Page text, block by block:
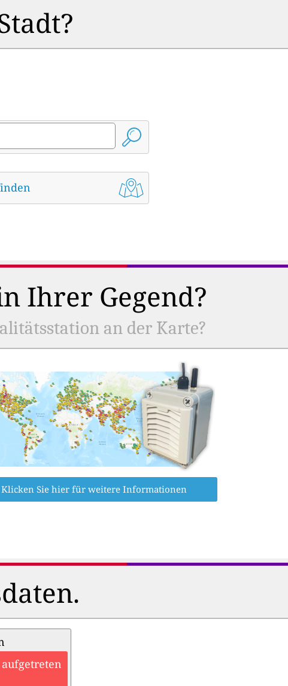
Ihrer Gegend?
an der Karte?
Klicken Sie hier für weitere Informationen